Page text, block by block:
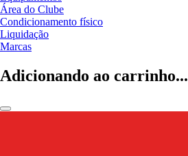
Área do Clube
Condicionamento físico
Liquidação
Marcas
Adicionando ao carrinho...